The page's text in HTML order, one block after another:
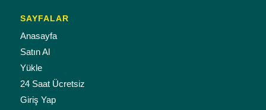
SAYFALAR
Anasayfa
Satın Al
Yükle
24 Saat Ücretsiz
Giriş Yap